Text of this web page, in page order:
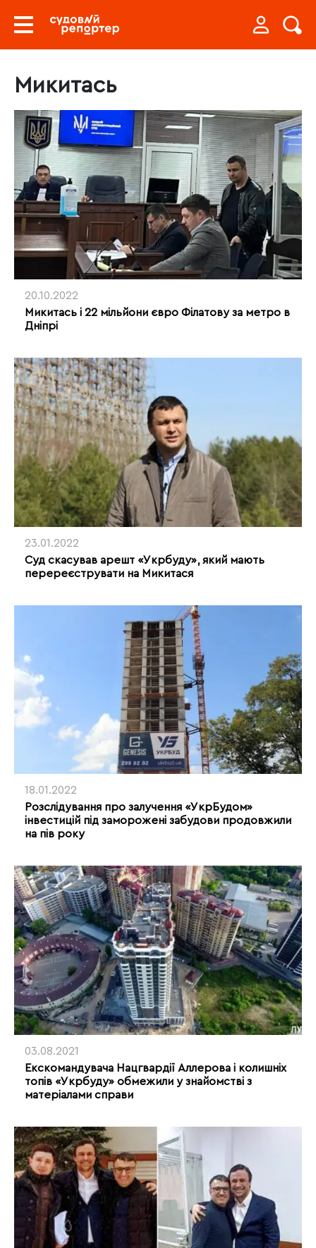
Микитась
20.10.2022
Микитась і 22 мільйони євро Філатову за метро в
Дніпрі
23.01.2022
Суд скасував арешт «Укрбуду», який мають
перереєструвати на Микитася
18.01.2022
Розслідування про залучення «УкрБудом»
інвестицій під заморожені забудови продовжили
на пів року
03.08.2021
Екскомандувача Нацгвардії Аллерова і колишніх
топів «Укрбуду» обмежили у знайомстві з
матеріалами справи